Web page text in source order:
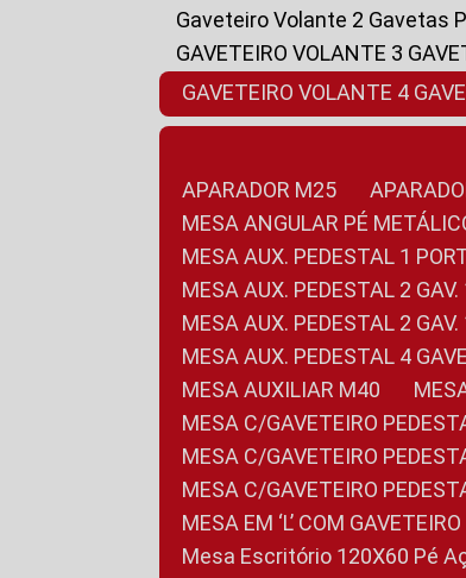
Gaveteiro Volante 2 Gavetas
GAVETEIRO VOLANTE 3
GAVETEIRO VOLANTE 4
APARADOR M25
MESA ANGULAR PÉ
MESA AUX. PEDESTAL 1
MESA AUX. PEDESTAL 2
MESA AUX. PEDESTAL 2
MESA AUX. PEDESTAL 4
MESA AUXILIAR M40
MESA C/GAVETEIRO
MESA C/GAVETEIRO
MESA C/GAVETEIRO
MESA EM ‘L’ COM
Mesa Escritório 120X60 Pé